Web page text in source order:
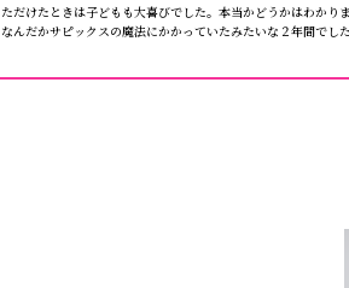
ただけたときは子どもも大喜びでした。本当かどうかはわかり
なんだかサピックスの魔法にかかっていたみたいな２年間でし